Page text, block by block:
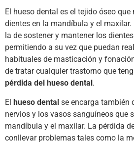
El hueso dental es el tejido óseo
dientes en la mandíbula y el
la de sostener y mantener los
permitiendo a su vez que puedan
habituales de masticación y
de tratar cualquier trastorno que
pérdida del hueso dental .
El hueso dental se encarga también
nervios y los vasos sanguíneos que
mandíbula y el maxilar. La pérdida
conllevar problemas tales como la